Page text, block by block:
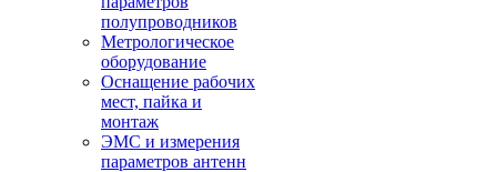
полупроводников
Метрологическое
оборудование
Оснащение рабочих
мест, пайка и
монтаж
ЭМС и измерения
параметров антенн